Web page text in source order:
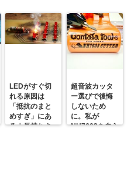
LEDがすぐ切
れる原因は
「抵抗のまと
めすぎ」にあ
る｜長持ちさ
超音波カッタ
ー選びで後悔
しないため
に。私が
NH7603を自ら